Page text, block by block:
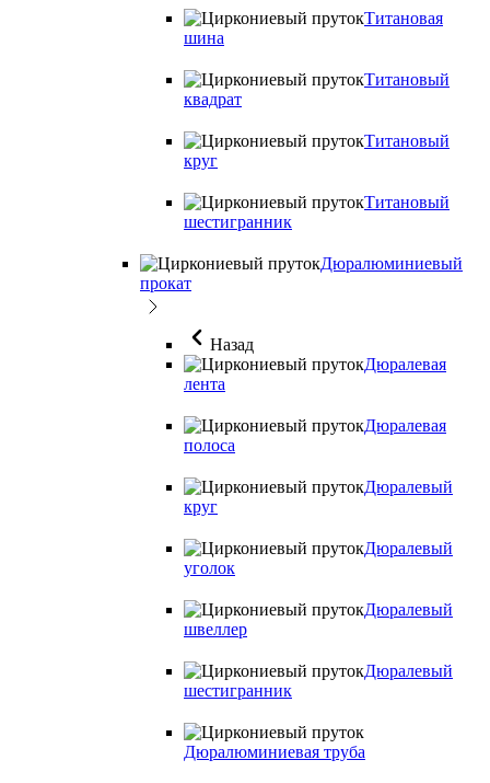
Титановая
шина
Титановый
квадрат
Титановый
круг
Титановый
шестигранник
Дюралюминиевый
прокат
Назад
Дюралевая
лента
Дюралевая
полоса
Дюралевый
круг
Дюралевый
уголок
Дюралевый
швеллер
Дюралевый
шестигранник
Дюралюминиевая труба